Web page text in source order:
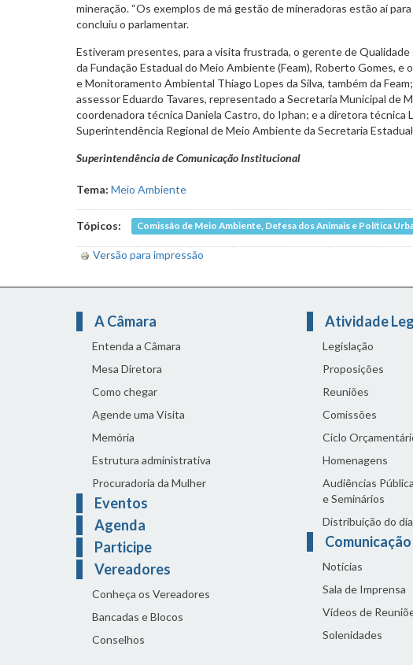
mineração. “Os exemplos de má gestão de mineradoras estão aí para
concluiu o parlamentar.
Estiveram presentes, para a visita frustrada, o gerente de Qualidade
da Fundação Estadual do Meio Ambiente (Feam), Roberto Gomes, e
e Monitoramento Ambiental Thiago Lopes da Silva, também da
assessor Eduardo Tavares, representado a Secretaria Municipal de
coordenadora técnica Daniela Castro, do Iphan; e a diretora técnica
Superintendência Regional de Meio Ambiente da Secretaria
Superintendência de Comunicação Institucional
Tema: Meio Ambiente
Tópicos: Comissão de Meio Ambiente, Defesa dos Animais e Política
Versão para impressão
A Câmara
Entenda a Câmara
Mesa Diretora
Como chegar
Agende uma Visita
Memória
Estrutura administrativa
Procuradoria da Mulher
Eventos
Agenda
Participe
Vereadores
Conheça os Vereadores
Bancadas e Blocos
Conselhos
Atividade
Legislação
Proposições
Reuniões
Comissões
Ciclo
Homenagens
Audiências
e Seminários
Distribuição do dia
Comunicação
Notícias
Sala de Imprensa
Vídeos de
Solenidades